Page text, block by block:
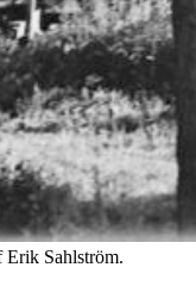
Erik Sahlström.